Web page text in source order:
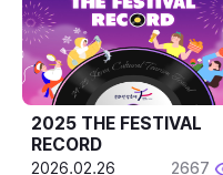
2025 THE FESTIVAL
RECORD
2026.02.26 2667